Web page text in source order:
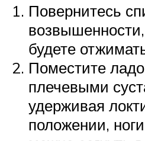
Повернитесь
возвышенности,
будете
Поместите
плечевыми
удерживая
положении,